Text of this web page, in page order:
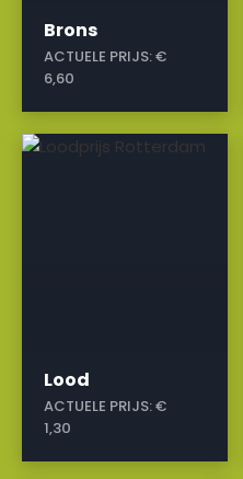
Brons
ACTUELE PRIJS:€
6,60
Lood
ACTUELE PRIJS:€
1,30
a